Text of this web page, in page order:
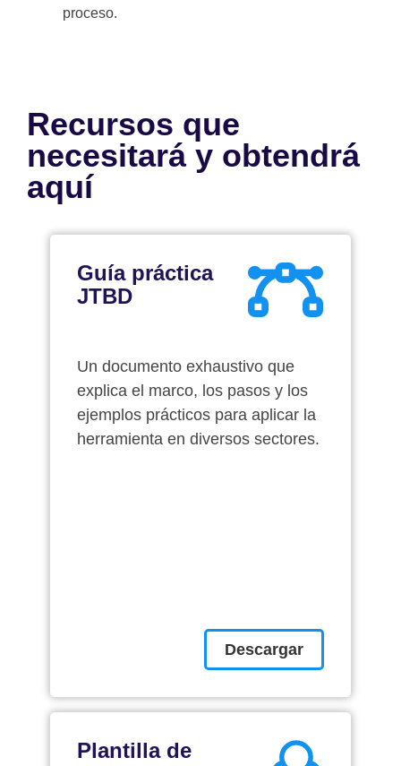
proceso.
Recursos que
necesitará y obtendrá
aquí
Guía práctica
JTBD
Un documento exhaustivo que
explica el marco, los pasos y los
ejemplos prácticos para aplicar la
herramienta en diversos sectores.
Descargar
Plantilla de